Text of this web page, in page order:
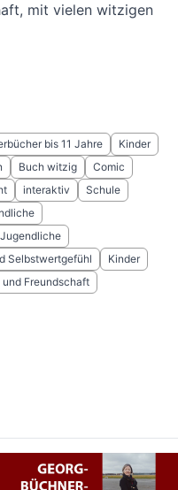
mit vielen witzigen
bis 11 Jahre
Kinder
Buch witzig
Comic
interaktiv
Schule
Jugendliche
Selbstwertgefühl
Kinder
und Freundschaft